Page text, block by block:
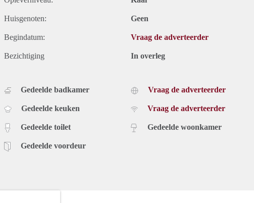
Huisgenoten: Geen
Begindatum: Vraag de adverteerder
Bezichtiging In overleg
Gedeelde badkamer
Gedeelde keuken
Gedeelde toilet
Gedeelde voordeur
Vraag de adverteerder
Vraag de adverteerder
Gedeelde woonkamer